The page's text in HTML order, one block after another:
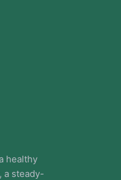
healthy
a steady-